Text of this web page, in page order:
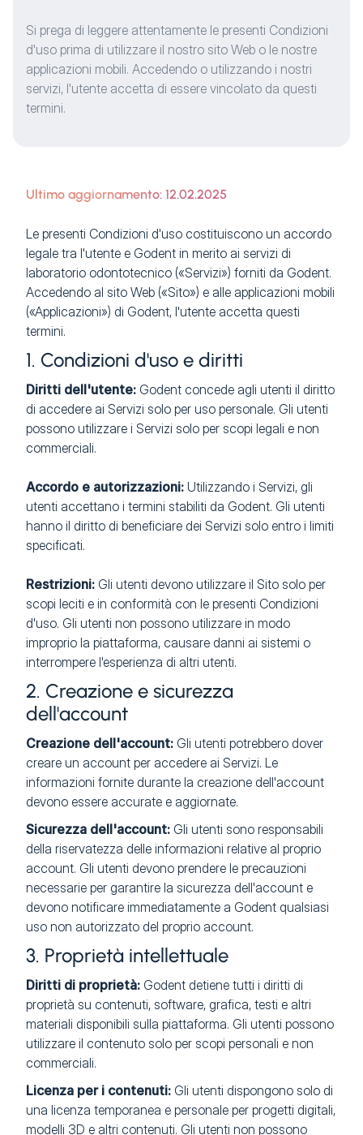
Si prega di leggere attentamente le presenti Condizioni
d'uso prima di utilizzare il nostro sito Web o le nostre
applicazioni mobili. Accedendo o utilizzando i nostri
servizi, l'utente accetta di essere vincolato da questi
termini.
Ultimo aggiornamento: 12.02.2025
Le presenti Condizioni d'uso costituiscono un accordo
legale tra l'utente e Godent in merito ai servizi di
laboratorio odontotecnico («Servizi») forniti da Godent.
Accedendo al sito Web («Sito») e alle applicazioni mobili
(«Applicazioni») di Godent, l'utente accetta questi
termini.
1. Condizioni d'uso e diritti
Diritti dell'utente: Godent concede agli utenti il diritto
di accedere ai Servizi solo per uso personale. Gli utenti
possono utilizzare i Servizi solo per scopi legali e non
commerciali.
Accordo e autorizzazioni: Utilizzando i Servizi, gli
utenti accettano i termini stabiliti da Godent. Gli utenti
hanno il diritto di beneficiare dei Servizi solo entro i limiti
specificati.
Restrizioni: Gli utenti devono utilizzare il Sito solo per
scopi leciti e in conformità con le presenti Condizioni
d'uso. Gli utenti non possono utilizzare in modo
improprio la piattaforma, causare danni ai sistemi o
interrompere l'esperienza di altri utenti.
2. Creazione e sicurezza
dell'account
Creazione dell'account: Gli utenti potrebbero dover
creare un account per accedere ai Servizi. Le
informazioni fornite durante la creazione dell'account
devono essere accurate e aggiornate.
Sicurezza dell'account: Gli utenti sono responsabili
della riservatezza delle informazioni relative al proprio
account. Gli utenti devono prendere le precauzioni
necessarie per garantire la sicurezza dell'account e
devono notificare immediatamente a Godent qualsiasi
uso non autorizzato del proprio account.
3. Proprietà intellettuale
Diritti di proprietà: Godent detiene tutti i diritti di
proprietà su contenuti, software, grafica, testi e altri
materiali disponibili sulla piattaforma. Gli utenti possono
utilizzare il contenuto solo per scopi personali e non
commerciali.
Licenza per i contenuti: Gli utenti dispongono solo di
una licenza temporanea e personale per progetti digitali,
modelli 3D e altri contenuti. Gli utenti non possono